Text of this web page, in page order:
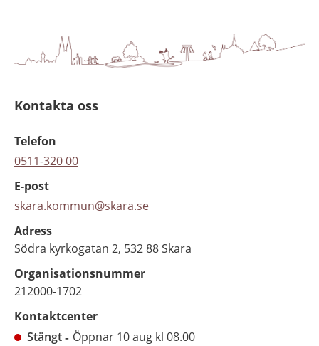
Kontakta oss
Telefon
0511-320 00
E-post
skara.kommun@skara.se
Adress
Södra kyrkogatan 2, 532 88 Skara
Organisationsnummer
212000-1702
Kontaktcenter
Stängt
Öppnar 10 aug kl 08.00